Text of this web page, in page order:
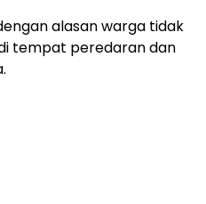
alasan warga tidak
tempat peredaran dan